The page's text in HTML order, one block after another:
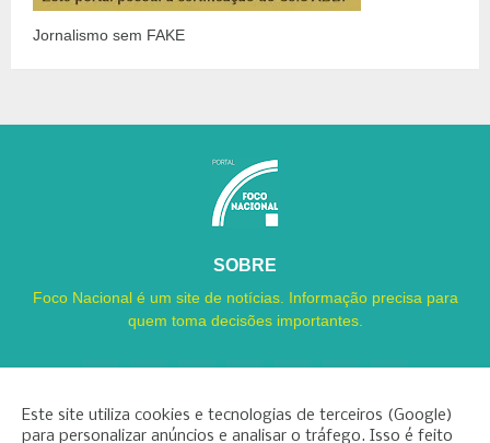
Jornalismo sem FAKE
SOBRE
Foco Nacional é um site de notícias. Informação precisa para
quem toma decisões importantes.
Este site utiliza cookies e tecnologias de terceiros (Google)
para personalizar anúncios e analisar o tráfego. Isso é feito